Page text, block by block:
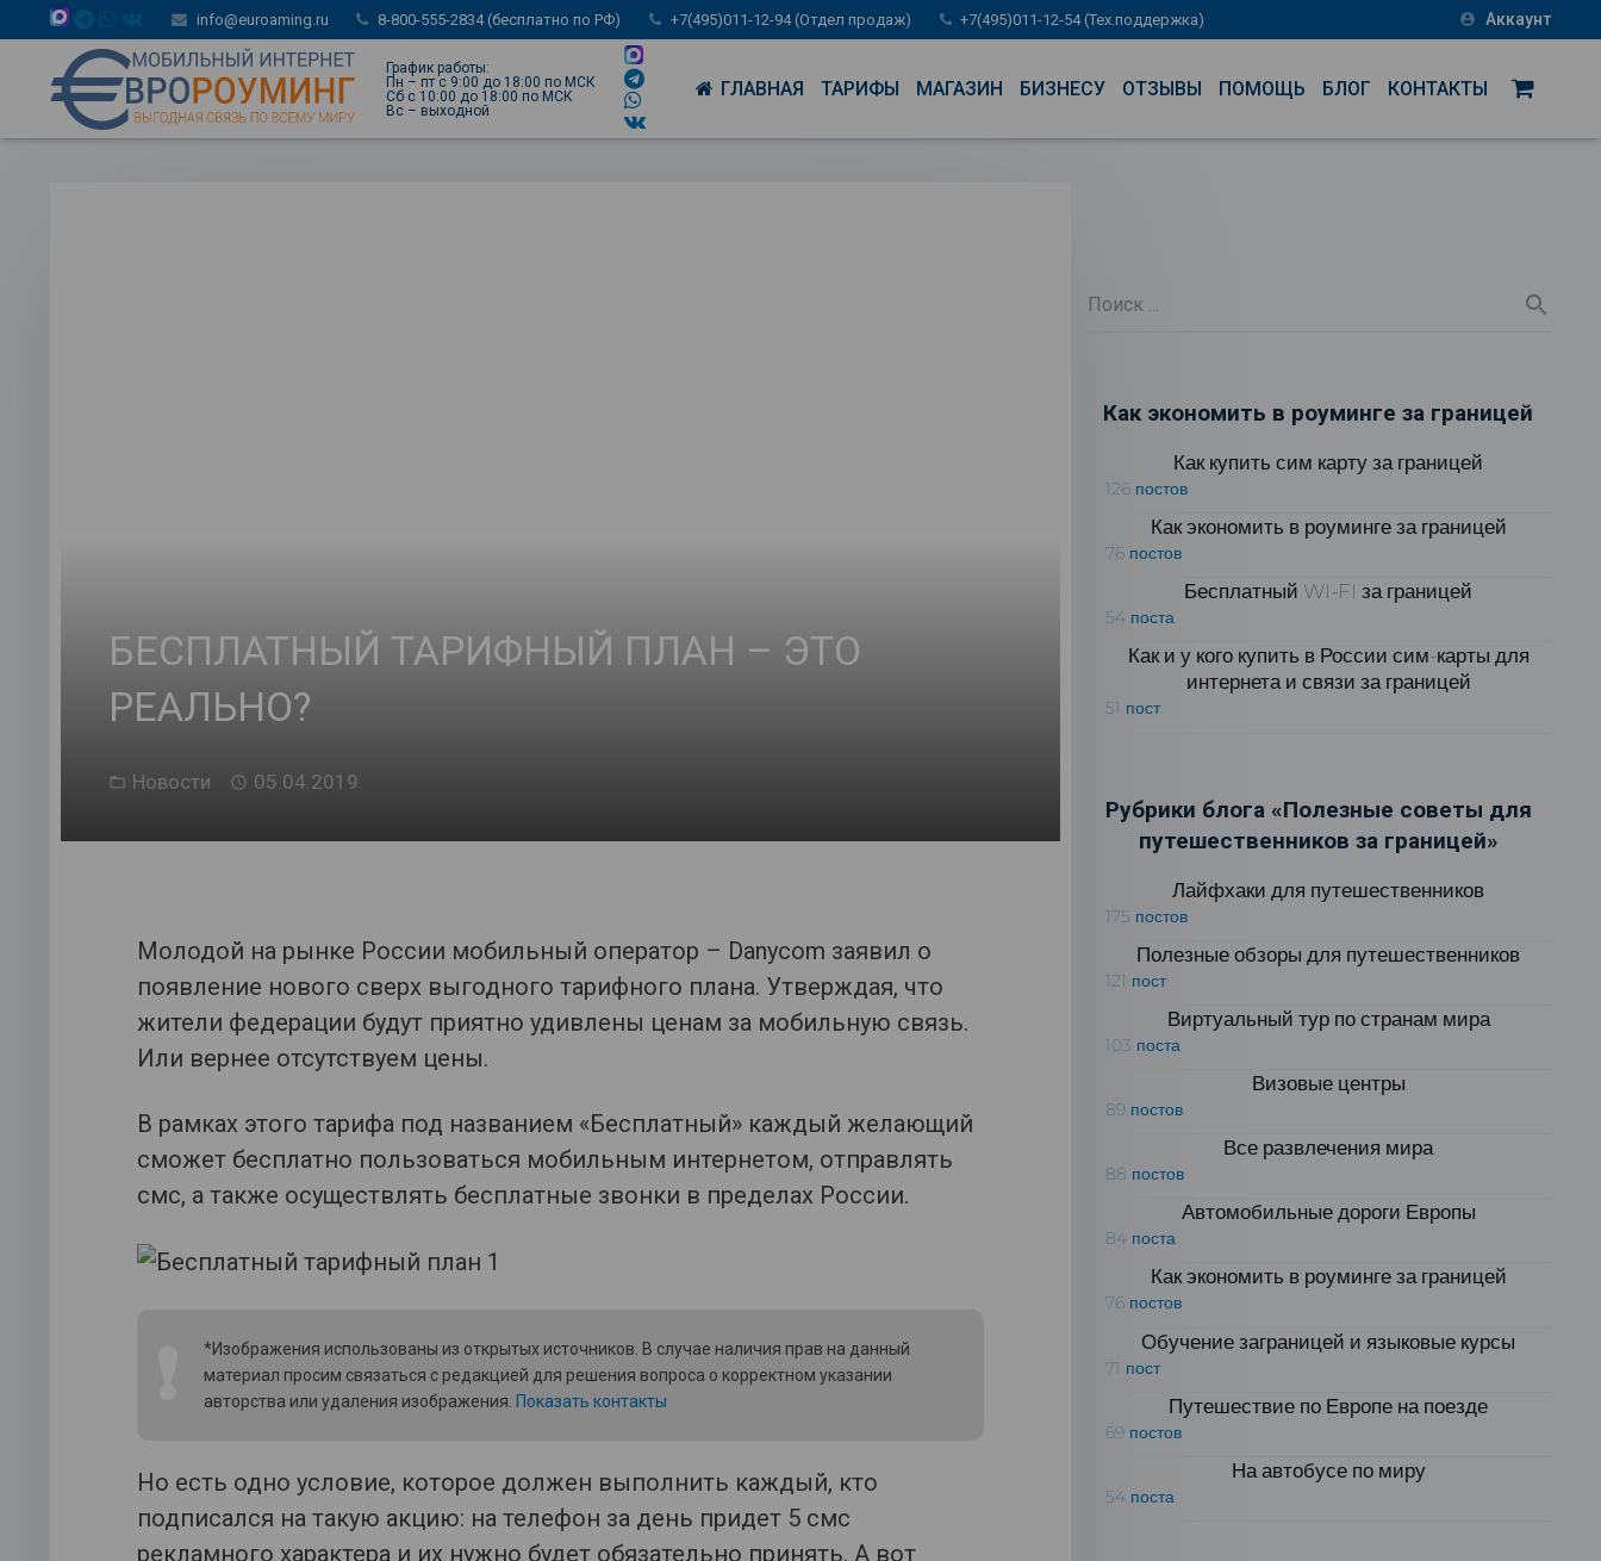
info@euroaming.ru 8-800-555-2834 (бесплатно по РФ) +7(495)011-12-94 (Отдел продаж) +7(495)011-12-54 (Тех.поддержка) account_circle Аккаунт
График работы:
Пн – пт с 9:00 до 18:00 по МСК
Сб с 10:00 до 18:00 по МСК
Вс – выходной
ГЛАВНАЯ ТАРИФЫ МАГАЗИН БИЗНЕСУ ОТЗЫВЫ ПОМОЩЬ БЛОГ КОНТАКТЫ
БЕСПЛАТНЫЙ ТАРИФНЫЙ ПЛАН – ЭТО
РЕАЛЬНО?
Новости 05.04.2019
Молодой на рынке России мобильный оператор – Danycom заявил о
появление нового сверх выгодного тарифного плана. Утверждая, что
жители федерации будут приятно удивлены ценам за мобильную связь.
Или вернее отсутствуем цены.
В рамках этого тарифа под названием «Бесплатный» каждый желающий
сможет бесплатно пользоваться мобильным интернетом, отправлять
смс, а также осуществлять бесплатные звонки в пределах России.
*Изображения использованы из открытых источников. В случае наличия прав на данный
материал просим связаться с редакцией для решения вопроса о корректном указании
авторства или удаления изображения. Показать контакты
Но есть одно условие, которое должен выполнить каждый, кто
подписался на такую акцию: на телефон за день придет 5 смс
рекламного характера и их нужно будет обязательно принять. А вот
Как экономить в роуминге за границей
Как купить сим карту за границей
126 постов
Как экономить в роуминге за границей
76 постов
Бесплатный WI-FI за границей
54 поста
Как и у кого купить в России сим-карты для
интернета и связи за границей
51 пост
Рубрики блога «Полезные советы для
путешественников за границей»
Лайфхаки для путешественников
175 постов
Полезные обзоры для путешественников
121 пост
Виртуальный тур по странам мира
103 поста
Визовые центры
89 постов
Все развлечения мира
88 постов
Автомобильные дороги Европы
84 поста
Как экономить в роуминге за границей
76 постов
Обучение заграницей и языковые курсы
71 пост
Путешествие по Европе на поезде
69 постов
На автобусе по миру
54 поста